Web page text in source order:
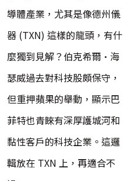
導體產業，尤其是像德州儀
器 (TXN) 這樣的龍頭，有什
麼獨到見解？伯克希爾·海
瑟威過去對科技股頗保守，
但重押蘋果的舉動，顯示巴
菲特也青睞有深厚護城河和
黏性客戶的科技企業。這邏
輯放在 TXN 上，再適合不